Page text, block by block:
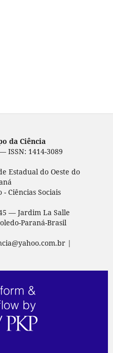
da Ciência
ISSN: 1414-3089
Estadual do Oeste do
Ciências Sociais
— Jardim La Salle
Paraná-Brasil
|